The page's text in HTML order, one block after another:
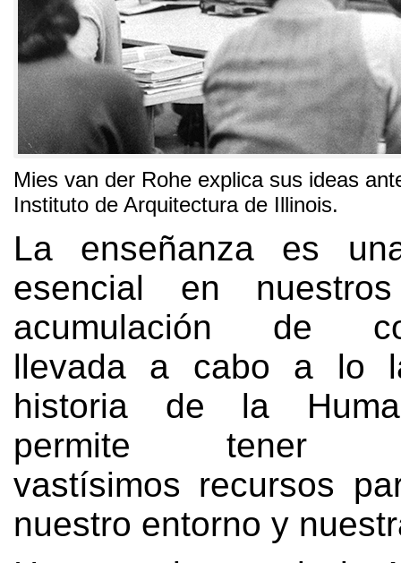
Mies van der Rohe explica sus ideas
Instituto de Arquitectura de Illinois.
La enseñanza es
esencial en
acumulación de
llevada a cabo a lo
historia de la
permite tener
vastísimos recursos
nuestro entorno y